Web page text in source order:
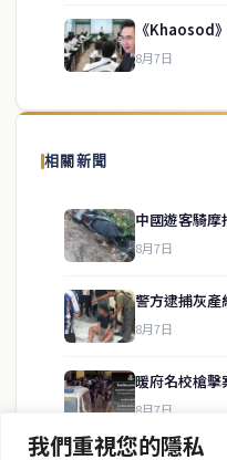
我們重視您的隱私
《Khaosod
8月7日
相關新聞
中國遊客騎
8月7日
警方逮捕灰
8月7日
暖府名校槍擊
8月7日
關於我們
泰國中文新聞（TCN）是一家
供即時、客觀、多元的中文新聞